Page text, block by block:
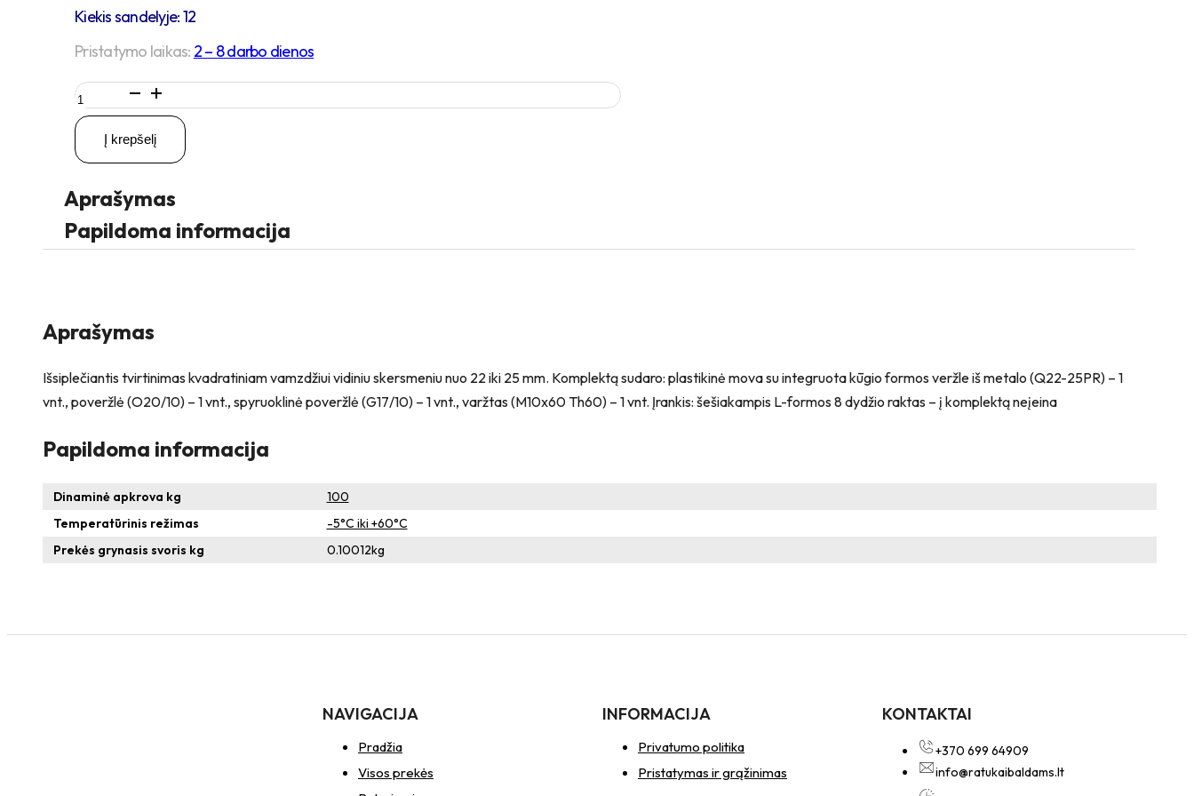
Kiekis sandelyje: 12
Pristatymo laikas: 2 – 8 darbo dienos
produkto
kiekis:
Q22-
mm
tvirtinimas
kvadratiniam
vamzdžiui
Į krepšelį
Aprašymas
Papildoma informacija
Aprašymas
Išsiplečiantis tvirtinimas kvadratiniam vamzdžiui vidiniu skersmeniu nuo 22 iki 25 mm. Komplektą sudaro: plastikinė mova su integruota kūgio formos veržle iš metalo (Q22-25PR) – 1
vnt., poveržlė (O20/10) – 1 vnt., spyruoklinė poveržlė (G17/10) – 1 vnt., varžtas (M10x60 Th60) – 1 vnt. Įrankis: šešiakampis L-formos 8 dydžio raktas – į komplektą neįeina
Papildoma informacija
Dinaminė apkrova kg
100
Temperatūrinis režimas
-5°C iki +60°C
Prekės grynasis svoris kg
0.10012kg
NAVIGACIJA
Pradžia
Visos prekės
INFORMACIJA
Privatumo politika
Pristatymas ir grąžinimas
KONTAKTAI
+370 699 64909
info@ratukaibaldams.lt